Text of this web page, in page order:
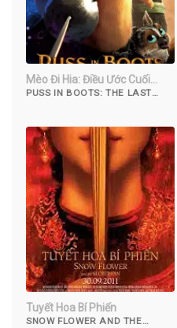
Mèo Đi Hia: Điều Ước Cuối
Cùng
PUSS IN BOOTS: THE LAST
Tuyết Hoa Bí Phiến
SNOW FLOWER AND THE